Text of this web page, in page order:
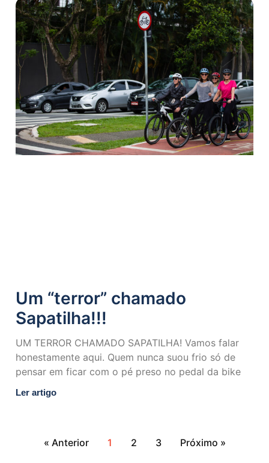
Um “terror” chamado
Sapatilha!!!
UM TERROR CHAMADO SAPATILHA! Vamos falar
honestamente aqui. Quem nunca suou frio só de
pensar em ficar com o pé preso no pedal da bike
Ler artigo
« Anterior 1 2 3 Próximo »